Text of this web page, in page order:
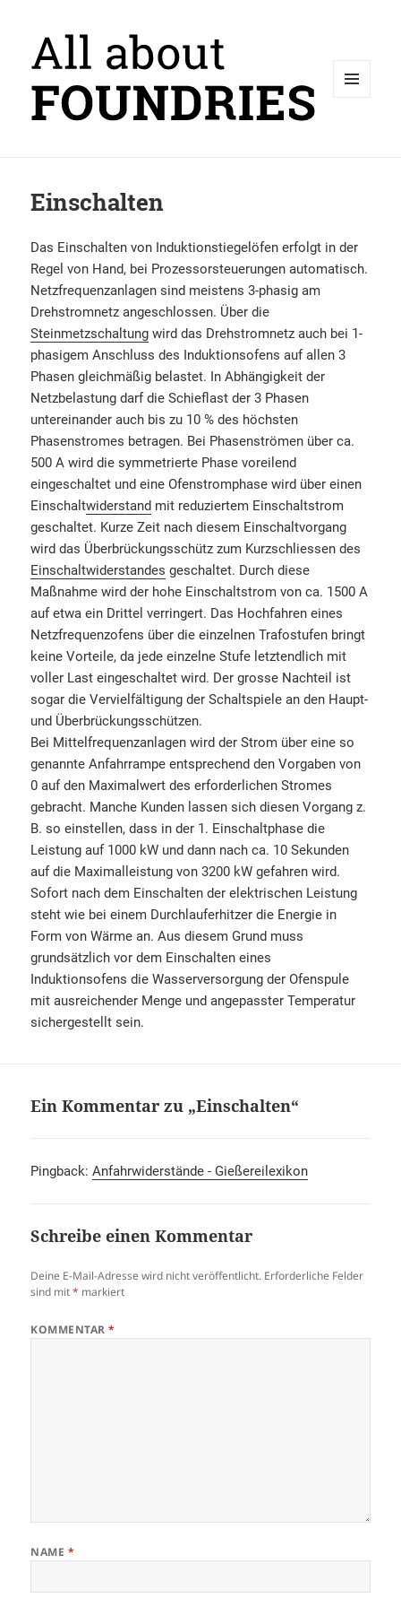
Einschalten
Das Einschalten von Induktionstiegelöfen erfolgt in der
Regel von Hand, bei Prozessorsteuerungen automatisch.
Netzfrequenzanlagen sind meistens 3-phasig am
Drehstromnetz angeschlossen. Über die
Steinmetzschaltung wird das Drehstromnetz auch bei 1-
phasigem Anschluss des Induktionsofens auf allen 3
Phasen gleichmäßig belastet. In Abhängigkeit der
Netzbelastung darf die Schieflast der 3 Phasen
untereinander auch bis zu 10 % des höchsten
Phasenstromes betragen. Bei Phasenströmen über ca.
500 A wird die symmetrierte Phase voreilend
eingeschaltet und eine Ofenstromphase wird über einen
Einschaltwiderstand mit reduziertem Einschaltstrom
geschaltet. Kurze Zeit nach diesem Einschaltvorgang
wird das Überbrückungsschütz zum Kurzschliessen des
Einschaltwiderstandes geschaltet. Durch diese
Maßnahme wird der hohe Einschaltstrom von ca. 1500 A
auf etwa ein Drittel verringert. Das Hochfahren eines
Netzfrequenzofens über die einzelnen Trafostufen bringt
keine Vorteile, da jede einzelne Stufe letztendlich mit
voller Last eingeschaltet wird. Der grosse Nachteil ist
sogar die Vervielfältigung der Schaltspiele an den Haupt-
und Überbrückungsschützen.
Bei Mittelfrequenzanlagen wird der Strom über eine so
genannte Anfahrrampe entsprechend den Vorgaben von
0 auf den Maximalwert des erforderlichen Stromes
gebracht. Manche Kunden lassen sich diesen Vorgang z.
B. so einstellen, dass in der 1. Einschaltphase die
Leistung auf 1000 kW und dann nach ca. 10 Sekunden
auf die Maximalleistung von 3200 kW gefahren wird.
Sofort nach dem Einschalten der elektrischen Leistung
steht wie bei einem Durchlauferhitzer die Energie in
Form von Wärme an. Aus diesem Grund muss
grundsätzlich vor dem Einschalten eines
Induktionsofens die Wasserversorgung der Ofenspule
mit ausreichender Menge und angepasster Temperatur
sichergestellt sein.
Ein Kommentar zu „Einschalten“
Pingback:Anfahrwiderstände - Gießereilexikon
Schreibe einen Kommentar
Deine E-Mail-Adresse wird nicht veröffentlicht. Erforderliche Felder
sind mit* markiert
KOMMENTAR*
NAME *